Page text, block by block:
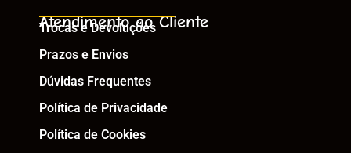
Atendimento ao Cliente
Trocas e Devoluções
Prazos e Envios
Dúvidas Frequentes
Política de Privacidade
Política de Cookies